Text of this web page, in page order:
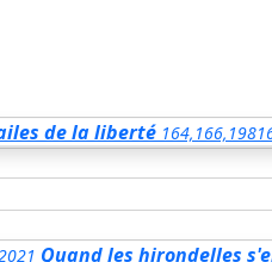
de la liberté 164,166,198
Quand les hirondelles